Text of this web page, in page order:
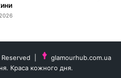
Reserved |
glamourhub.com.ua
Краса кожного дня.